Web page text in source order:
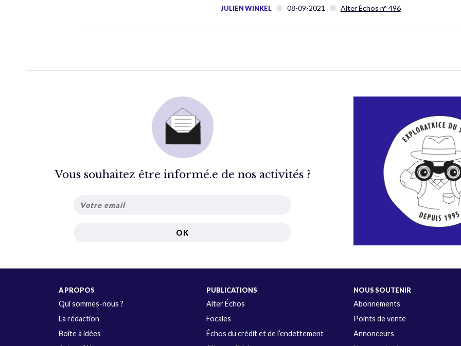
JULIEN WINKEL 08-09-2021 Alter Échos n° 496
Vous souhaitez être informé.e de nos activités ?
A PROPOS
Qui sommes-nous ?
La rédaction
Boîte à idées
PUBLICATIONS
Alter Échos
Focales
Échos du crédit et de l’endettement
NOUS SOUTENIR
Abonnements
Points de vente
Annonceurs